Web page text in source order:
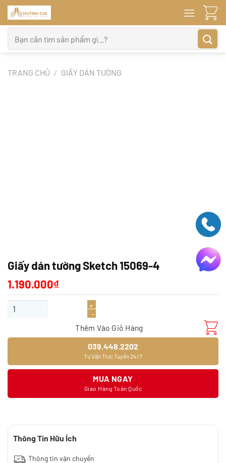
Bỏ
qua
nội
dung
kiếm:
TRANG CHỦ / GIẤY DÁN TƯỜNG
Giấy dán tường Sketch 15069-4
1.190.000₫
Giấy dán tường Sketch 15069-4 số lượng
Thêm Vào Giỏ Hàng
039.448.2202
Tư Vấn Trực Tuyến 24/7
MUA NGAY
Giao Hàng Toàn Quốc
Thông Tin Hữu Ích
Thông tin vận chuyển